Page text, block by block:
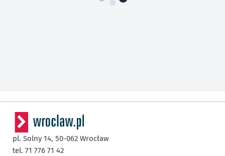
pl. Solny 14, 50-062 Wrocław
tel. 71 776 71 42